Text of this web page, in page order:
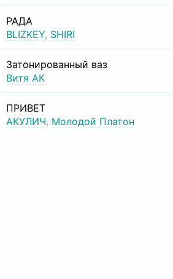
РАДА
BLIZKEY, SHIRI
Затонированный ваз
Витя АК
ПРИВЕТ
АКУЛИЧ, Молодой Платон